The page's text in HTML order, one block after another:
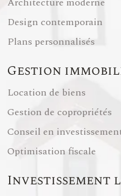
Design contemporain
Plans personnalisés
Gestion
Location de biens
Gestion de copropriétés
Conseil en
Optimisation fiscale